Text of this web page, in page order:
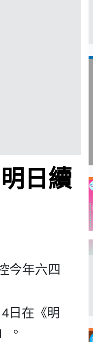
日續
今年六四
日在《明
。